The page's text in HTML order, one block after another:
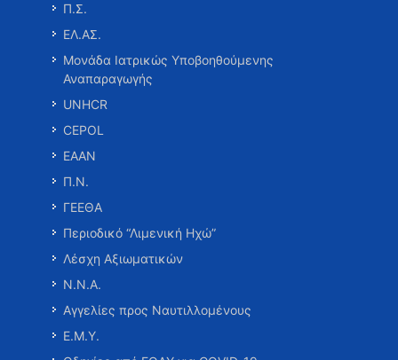
Π.Σ.
ΕΛ.ΑΣ.
Μονάδα Ιατρικώς Υποβοηθούμενης
Αναπαραγωγής
UNHCR
CEPOL
ΕΑΑΝ
Π.Ν.
ΓΕΕΘΑ
Περιοδικό “Λιμενική Ηχώ”
Λέσχη Αξιωματικών
Ν.Ν.Α.
Αγγελίες προς Ναυτιλλομένους
Ε.Μ.Υ.